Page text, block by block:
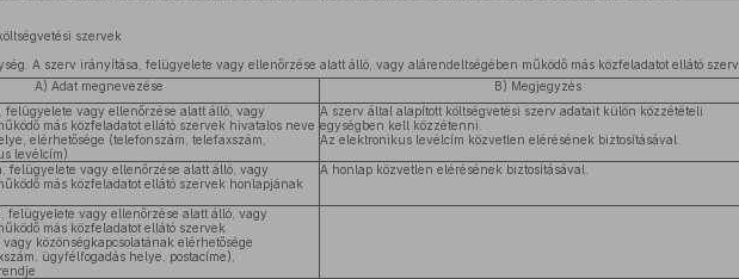
szervek
A szerv irányítása, felügyelete vagy ellenőrzése alatt álló, vagy alárendeltségében működő más közfeladatot ellátó szerv
A) Adat megnevezése
B) Megjegyzés
felügyelete vagy ellenőrzése alatt álló, vagy
más közfeladatot ellátó szervek hivatalos neve
elérhetősége (telefonszám, telefaxszám,
levélcím)
A szerv által alapított költségvetési szerv adatait külön közzétételi
egységben kell közzétenni.
Az elektronikus levélcím közvetlen elérésének biztosításával.
felügyelete vagy ellenőrzése alatt álló, vagy
más közfeladatot ellátó szervek honlapjának
A honlap közvetlen elérésének biztosításával.
felügyelete vagy ellenőrzése alatt álló, vagy
más közfeladatot ellátó szervek
közönségkapcsolatának elérhetősége
ügyfélfogadás helye, postacíme),